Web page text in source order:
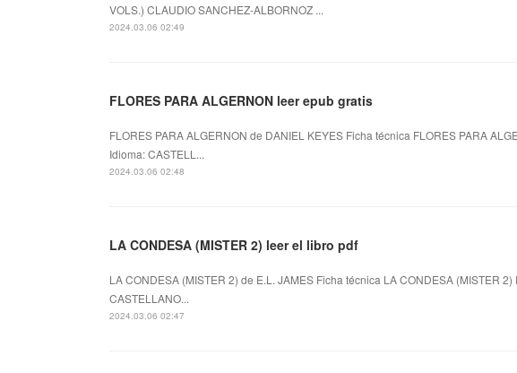
VOLS.) CLAUDIO SANCHEZ-ALBORNOZ ...
2024.03.06 02:49
FLORES PARA ALGERNON leer epub gratis
FLORES PARA ALGERNON de DANIEL KEYES Ficha técnica FLORES PARA
Idioma: CASTELL...
2024.03.06 02:48
LA CONDESA (MISTER 2) leer el libro pdf
LA CONDESA (MISTER 2) de E.L. JAMES Ficha técnica LA CONDESA (MISTER
CASTELLANO...
2024.03.06 02:47